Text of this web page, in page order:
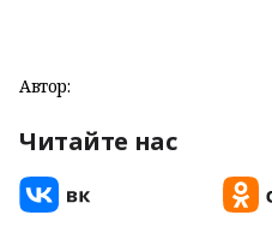
Автор:
Читайте нас